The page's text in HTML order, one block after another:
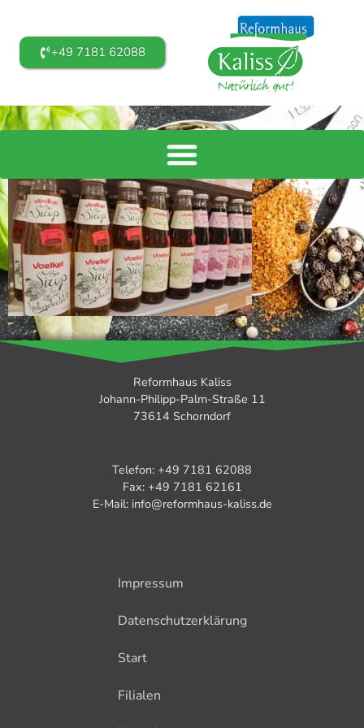
+49 7181 62088
Reformhaus Kaliss
Johann-Philipp-Palm-Straße 11
73614 Schorndorf
Telefon: +49 7181 62088
Fax: +49 7181 62161
E-Mail: info@reformhaus-kaliss.de
Impressum
Datenschutzerklärung
Start
Filialen